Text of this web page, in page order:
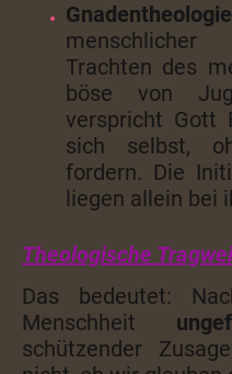
menschlicher
Trachten des
böse von
verspricht Gott
sich selbst,
fordern. Die
liegen allein bei
Theologische
Das bedeutet:
Menschheit
schützender